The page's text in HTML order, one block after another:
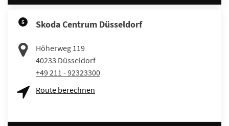
5 Skoda Centrum Düsseldorf
Höherweg 119
40233 Düsseldorf
+49 211 - 92323300
Route berechnen